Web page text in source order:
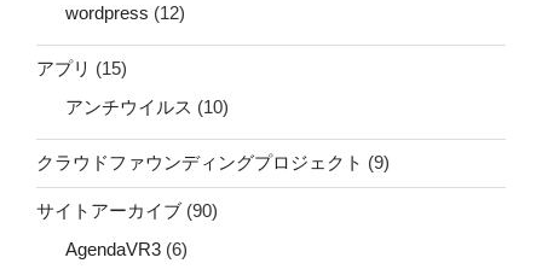
wordpress (12)
アプリ (15)
アンチウイルス (10)
クラウドファウンディングプロジェクト (9)
サイトアーカイブ (90)
AgendaVR3 (6)